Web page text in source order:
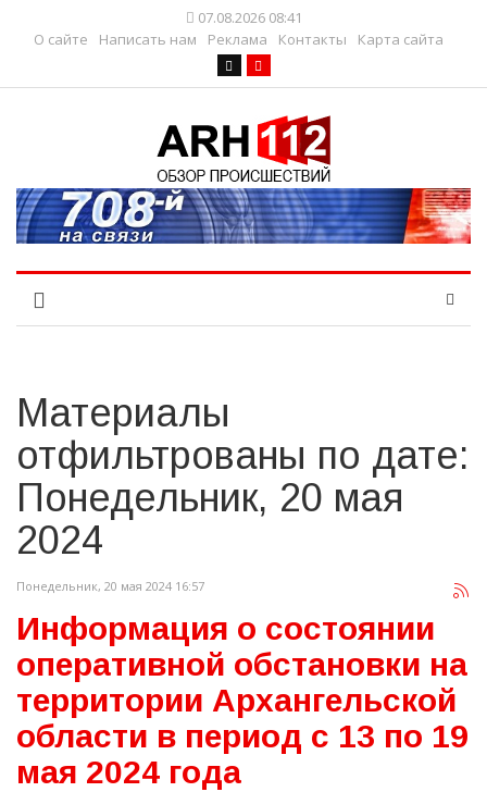
07.08.2026 08:41
О сайте
Написать нам Реклама Контакты Карта сайта
Материалы
отфильтрованы по дате:
Понедельник, 20 мая
2024
Понедельник, 20 мая 2024 16:57
Информация о состоянии
оперативной обстановки на
территории Архангельской
области в период с 13 по 19
мая 2024 года